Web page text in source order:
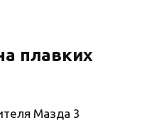
плавких
Мазда 3